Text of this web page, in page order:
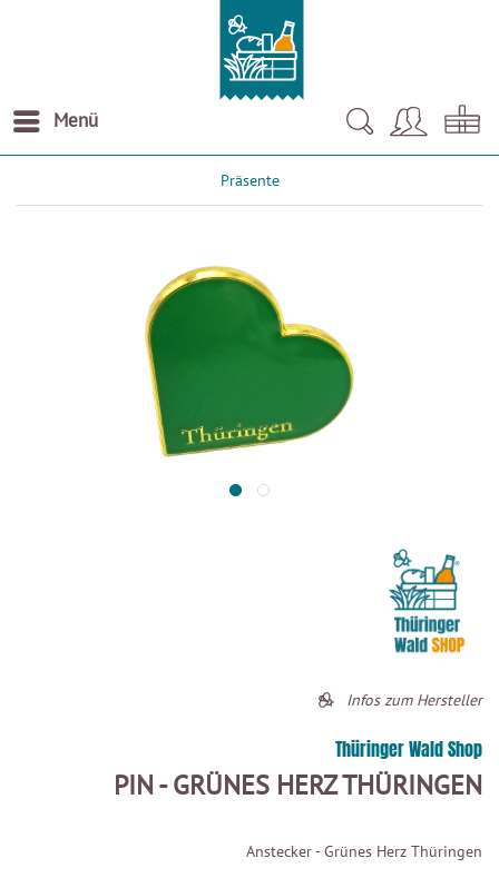
Menü
Präsente
Infos zum Hersteller
Thüringer Wald Shop
PIN - GRÜNES HERZ THÜRINGEN
Anstecker - Grünes Herz Thüringen